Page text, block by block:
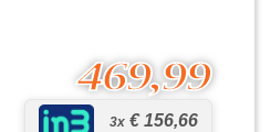
469,99
3x € 156,66